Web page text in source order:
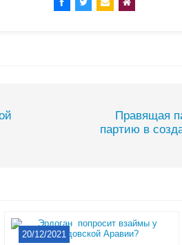
Правящая
партию в
20/12/2021